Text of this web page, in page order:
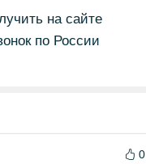
на сайте
по России
0